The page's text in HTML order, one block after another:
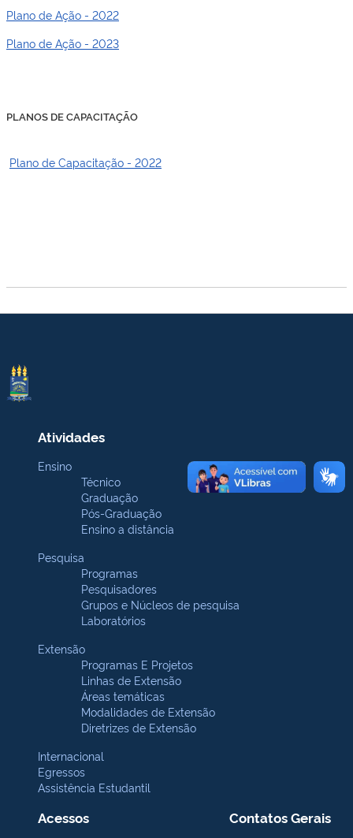
Plano de Ação - 2022
Plano de Ação - 2023
PLANOS DE CAPACITAÇÃO
Plano de Capacitação - 2022
Atividades
Ensino
Técnico
Graduação
Pós-Graduação
Ensino a distância
Pesquisa
Programas
Pesquisadores
Grupos e Núcleos de pesquisa
Laboratórios
Extensão
Programas E Projetos
Linhas de Extensão
Áreas temáticas
Modalidades de Extensão
Diretrizes de Extensão
Internacional
Egressos
Assistência Estudantil
Acessos Contatos Gerais